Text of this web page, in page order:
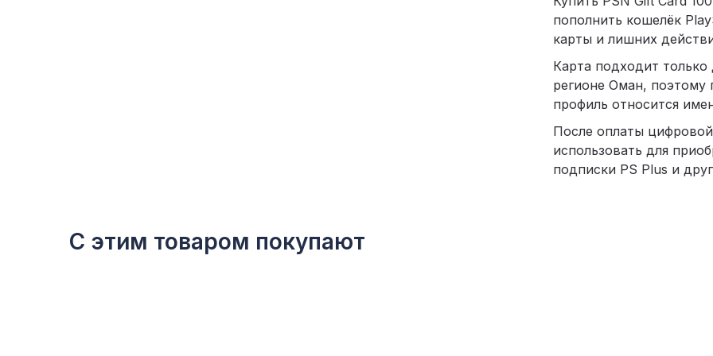
пополнить кошелёк
карты и лишних
Карта подходит только
регионе Оман, поэтому
профиль относится
После оплаты
использовать для
подписки PS Plus и
С этим товаром покупают